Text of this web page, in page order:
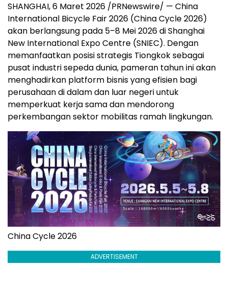
SHANGHAI, 6 Maret 2026 /PRNewswire/ — China
International Bicycle Fair 2026 (China Cycle 2026)
akan berlangsung pada 5–8 Mei 2026 di Shanghai
New International Expo Centre (SNIEC). Dengan
memanfaatkan posisi strategis Tiongkok sebagai
pusat industri sepeda dunia, pameran tahun ini akan
menghadirkan platform bisnis yang efisien bagi
perusahaan di dalam dan luar negeri untuk
memperkuat kerja sama dan mendorong
perkembangan sektor mobilitas ramah lingkungan.
China Cycle 2026
ADVERTISEMENT